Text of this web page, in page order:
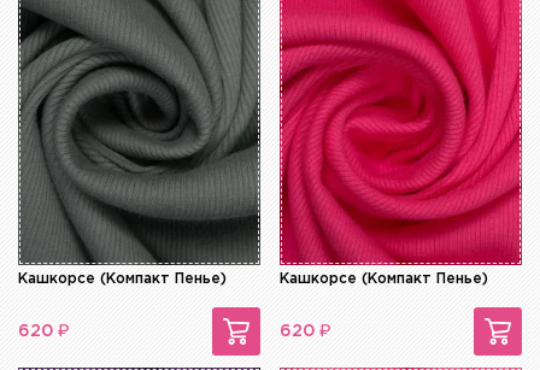
Кашкорсе (Компакт Пенье)
620 ₽
Кашкорсе (Компакт Пенье)
620 ₽